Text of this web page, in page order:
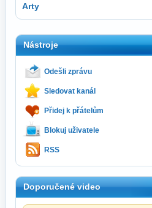
Arty
Nástroje
Odešli zprávu
Sledovat kanál
Přidej k přátelům
Blokuj uživatele
RSS
Doporučené video